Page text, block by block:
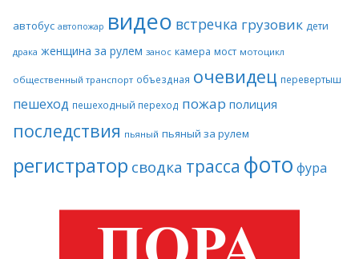
автобус автопожар видео встречка грузовик дети
драка женщина за рулем занос камера мост мотоцикл
общественный транспорт объездная очевидец перевертыш
пешеход пешеходный переход пожар полиция
последствия пьяный пьяный за рулем
регистратор сводка трасса фото фура